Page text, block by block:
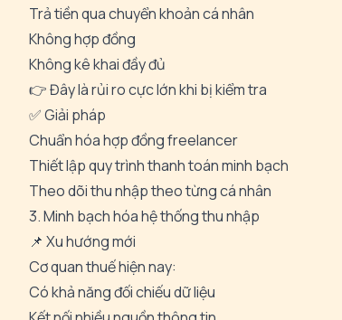
Trả tiền qua chuyển khoản cá nhân
Không hợp đồng
Không kê khai đầy đủ
👉 Đây là rủi ro cực lớn khi bị kiểm tra
✅ Giải pháp
Chuẩn hóa hợp đồng freelancer
Thiết lập quy trình thanh toán minh bạch
Theo dõi thu nhập theo từng cá nhân
3. Minh bạch hóa hệ thống thu nhập
📌 Xu hướng mới
Cơ quan thuế hiện nay:
Có khả năng đối chiếu dữ liệu